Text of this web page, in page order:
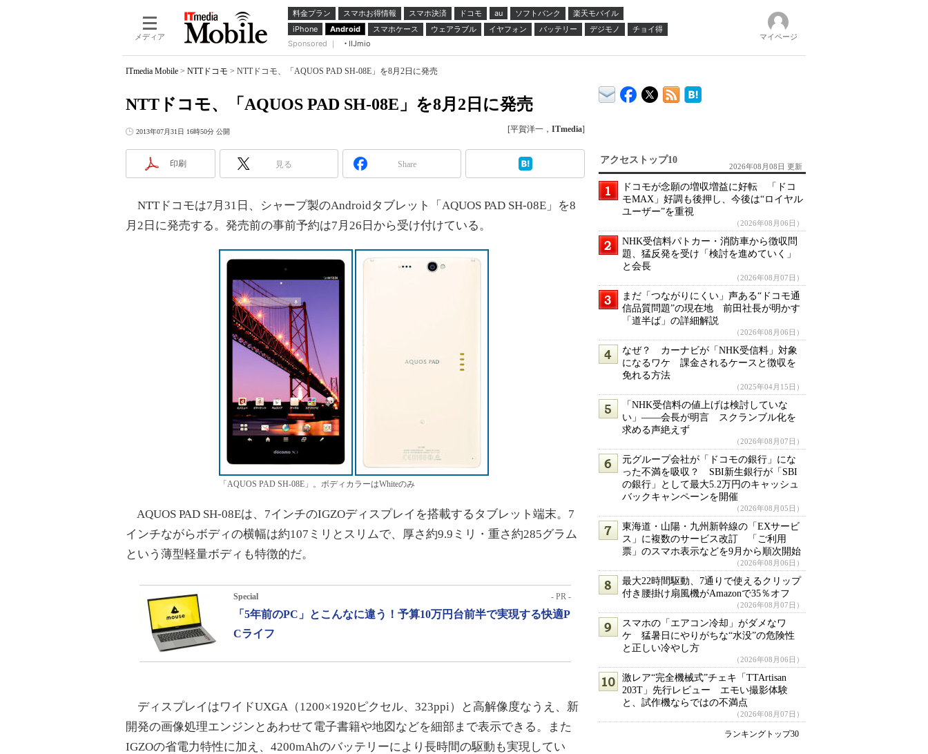
メディア
料金プラン スマホお得情報 スマホ決済 ドコモ au ソフトバンク
楽天モバイル
iPhone
Android スマホケース ウェアラブル イヤフォン バッテリー デジモノ
チョイ得
Sponsored ｜
IIJmio
マイページ
ITmedia Mobile > NTTドコモ > NTTドコモ、「AQUOS PAD SH-08E」を8月2日に発売
NTTドコモ、「AQUOS PAD SH-08E」を8月2日に発売
2013年07月31日 16時50分 公開 [平賀洋一， ITmedia]
印刷 見る Share
NTTドコモは7月31日、シャープ製のAndroidタブレット「AQUOS PAD SH-08E」を8
月2日に発売する。発売前の事前予約は7月26日から受け付けている。
「AQUOS PAD SH-08E」。ボディカラーはWhiteのみ
AQUOS PAD SH-08Eは、7インチのIGZOディスプレイを搭載するタブレット端末。7
インチながらボディの横幅は約107ミリとスリムで、厚さ約9.9ミリ・重さ約285グラム
という薄型軽量ボディも特徴的だ。
Special - PR -
「5年前のPC」とこんなに違う！予算10万円台前半で実現する快適P
Cライフ
ディスプレイはワイドUXGA（1200×1920ピクセル、323ppi）と高解像度なうえ、新
開発の画像処理エンジンとあわせて電子書籍や地図などを細部まで表示できる。また
IGZOの省電力特性に加え、4200mAhのバッテリーにより長時間の駆動も実現してい
アクセストップ10
2026年08月08日 更新
ドコモが念願の増収増益に好転 「ドコ
モMAX」好調も後押し、今後は“ロイヤル
ユーザー”を重視
（2026年08月06日）
NHK受信料パトカー・消防車から徴収問
題、猛反発を受け「検討を進めていく」
と会長
（2026年08月07日）
まだ「つながりにくい」声ある“ドコモ通
信品質問題”の現在地 前田社長が明かす
「道半ば」の詳細解説
（2026年08月06日）
なぜ？ カーナビが「NHK受信料」対象
になるワケ 課金されるケースと徴収を
免れる方法
（2025年04月15日）
「NHK受信料の値上げは検討していな
い」――会長が明言 スクランブル化を
求める声絶えず
（2026年08月07日）
元グループ会社が「ドコモの銀行」にな
った不満を吸収？ SBI新生銀行が「SBI
の銀行」として最大5.2万円のキャッシュ
バックキャンペーンを開催
（2026年08月05日）
東海道・山陽・九州新幹線の「EXサービ
ス」に複数のサービス改訂 「ご利用
票」のスマホ表示などを9月から順次開始
（2026年08月06日）
最大22時間駆動、7通りで使えるクリップ
付き腰掛け扇風機がAmazonで35％オフ
（2026年08月07日）
スマホの「エアコン冷却」がダメなワ
ケ 猛暑日にやりがちな“水没”の危険性
と正しい冷やし方
（2026年08月06日）
激レア“完全機械式”チェキ「TTArtisan
203T」先行レビュー エモい撮影体験
と、試作機ならではの不満点
（2026年08月07日）
ランキングトップ30